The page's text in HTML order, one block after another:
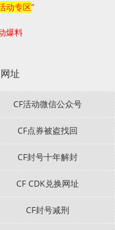
动专区”
爆料
址
CF活动微信公众号
CF点券被盗找回
CF封号十年解封
CF CDK兑换网址
CF封号减刑